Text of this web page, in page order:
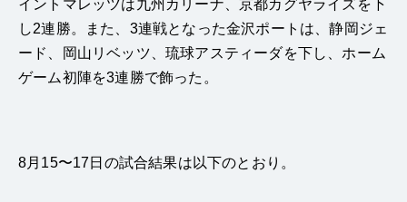
イントマレッツは九州カリーナ、京都カグヤライズを下
し2連勝。また、3連戦となった金沢ポートは、静岡ジェ
ード、岡山リベッツ、琉球アスティーダを下し、ホーム
ゲーム初陣を3連勝で飾った。
8月15〜17日の試合結果は以下のとおり。